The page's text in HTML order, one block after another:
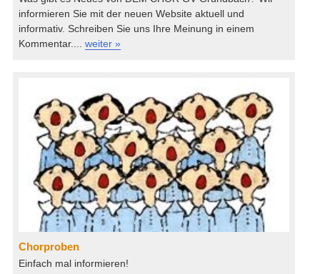
informieren Sie mit der neuen Website aktuell und
informativ. Schreiben Sie uns Ihre Meinung in einem
Kommentar....weiter »
Chorproben
Einfach mal informieren!